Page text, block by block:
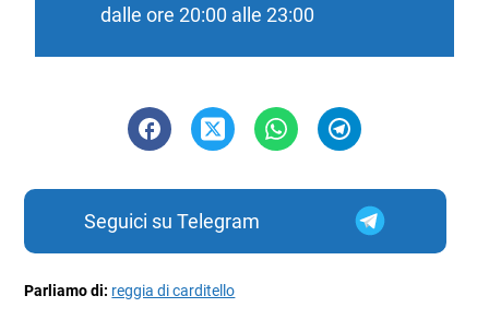
dalle ore 20:00 alle 23:00
Seguici su Telegram
Parliamo di: reggia di carditello